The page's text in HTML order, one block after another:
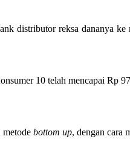
distributor reksa dananya
10 telah mencapai Rp
metode bottom up, dengan cara